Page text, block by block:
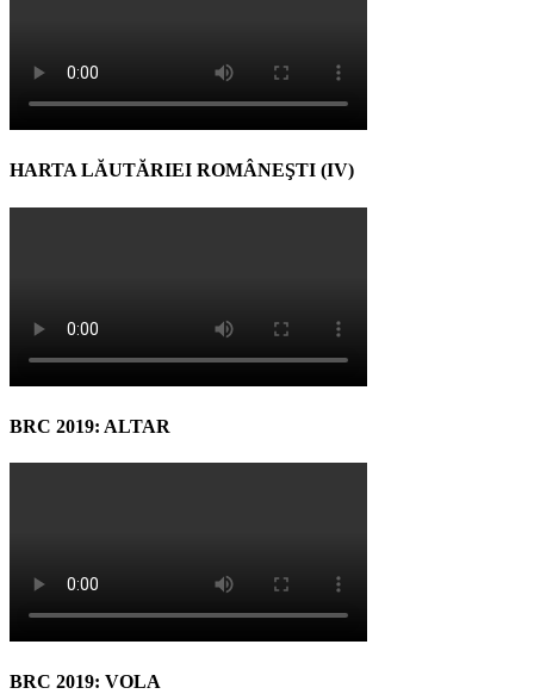
HARTA LĂUTĂRIEI ROMÂNEŞTI (IV)
BRC 2019: ALTAR
BRC 2019: VOLA